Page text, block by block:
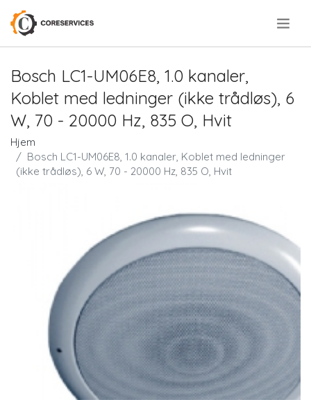
Bosch LC1-UM06E8, 1.0 kanaler,
Koblet med ledninger (ikke trådløs), 6
W, 70 - 20000 Hz, 835 O, Hvit
Hjem
Bosch LC1-UM06E8, 1.0 kanaler, Koblet med ledninger
(ikke trådløs), 6 W, 70 - 20000 Hz, 835 O, Hvit